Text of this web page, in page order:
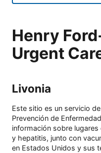
Henry
Urgent
Livonia
Este sitio es un servicio
Prevención de
información sobre
y hepatitis, junto con
en Estados Unidos y sus